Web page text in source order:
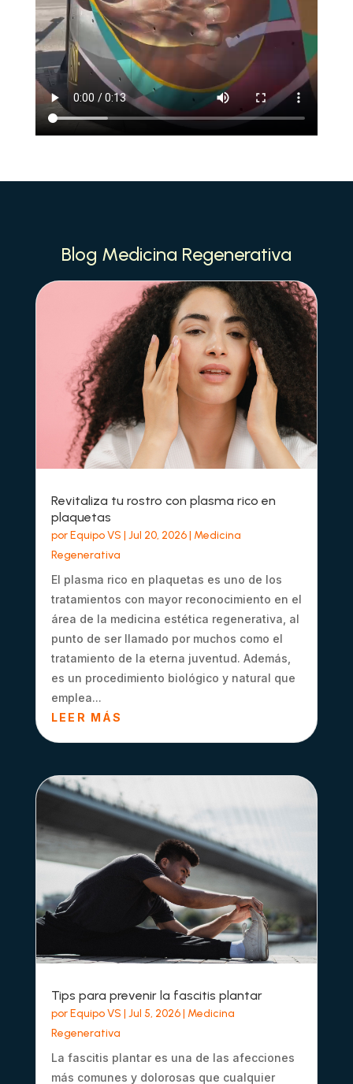
Blog Medicina Regenerativa
Revitaliza tu rostro con plasma rico en
plaquetas
porEquipo VS | Jul 20, 2026| Medicina
Regenerativa
El plasma rico en plaquetas es uno de los
tratamientos con mayor reconocimiento en el
área de la medicina estética regenerativa, al
punto de ser llamado por muchos como el
tratamiento de la eterna juventud. Además,
es un procedimiento biológico y natural que
emplea...
LEER MÁS
Tips para prevenir la fascitis plantar
porEquipo VS | Jul 5, 2026| Medicina
Regenerativa
La fascitis plantar es una de las afecciones
más comunes y dolorosas que cualquier